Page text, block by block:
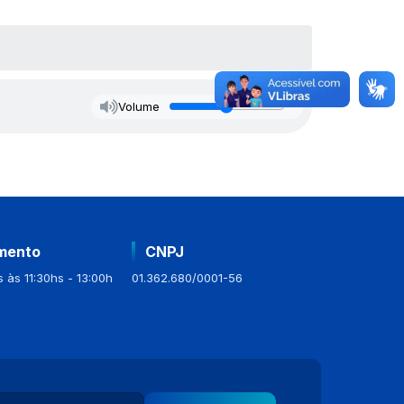
Volume
às 11:30hs - 13:00h
CNPJ
01.362.680/0001-56